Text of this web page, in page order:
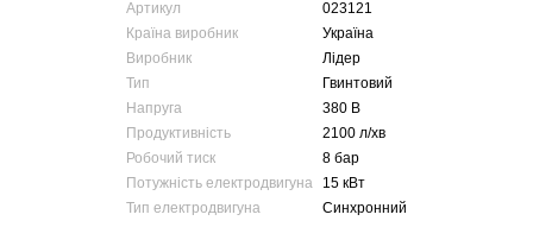
Артикул
023121
Країна виробник
Україна
Виробник
Лідер
Тип
Гвинтовий
Напруга
380 В
Продуктивність
2100 л/хв
Робочий тиск
8 бар
Потужність електродвигуна
15 кВт
Тип електродвигуна
Синхронний